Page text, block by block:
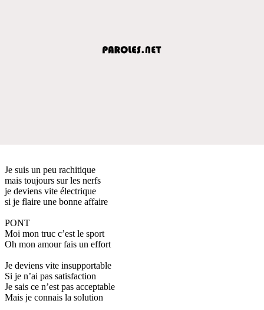
Je suis un peu rachitique
mais toujours sur les nerfs
je deviens vite électrique
si je flaire une bonne affaire
PONT
Moi mon truc c’est le sport
Oh mon amour fais un effort
Je deviens vite insupportable
Si je n’ai pas satisfaction
Je sais ce n’est pas acceptable
Mais je connais la solution